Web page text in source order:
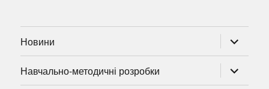
Новини
підменю
Навчально-методичні розробки
підменю